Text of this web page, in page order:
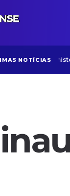
NOTÍCIAS
conquista